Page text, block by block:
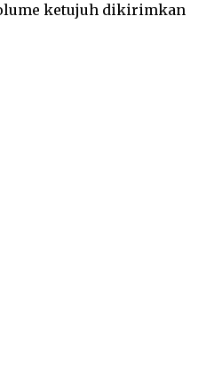
ketujuh dikirimkan